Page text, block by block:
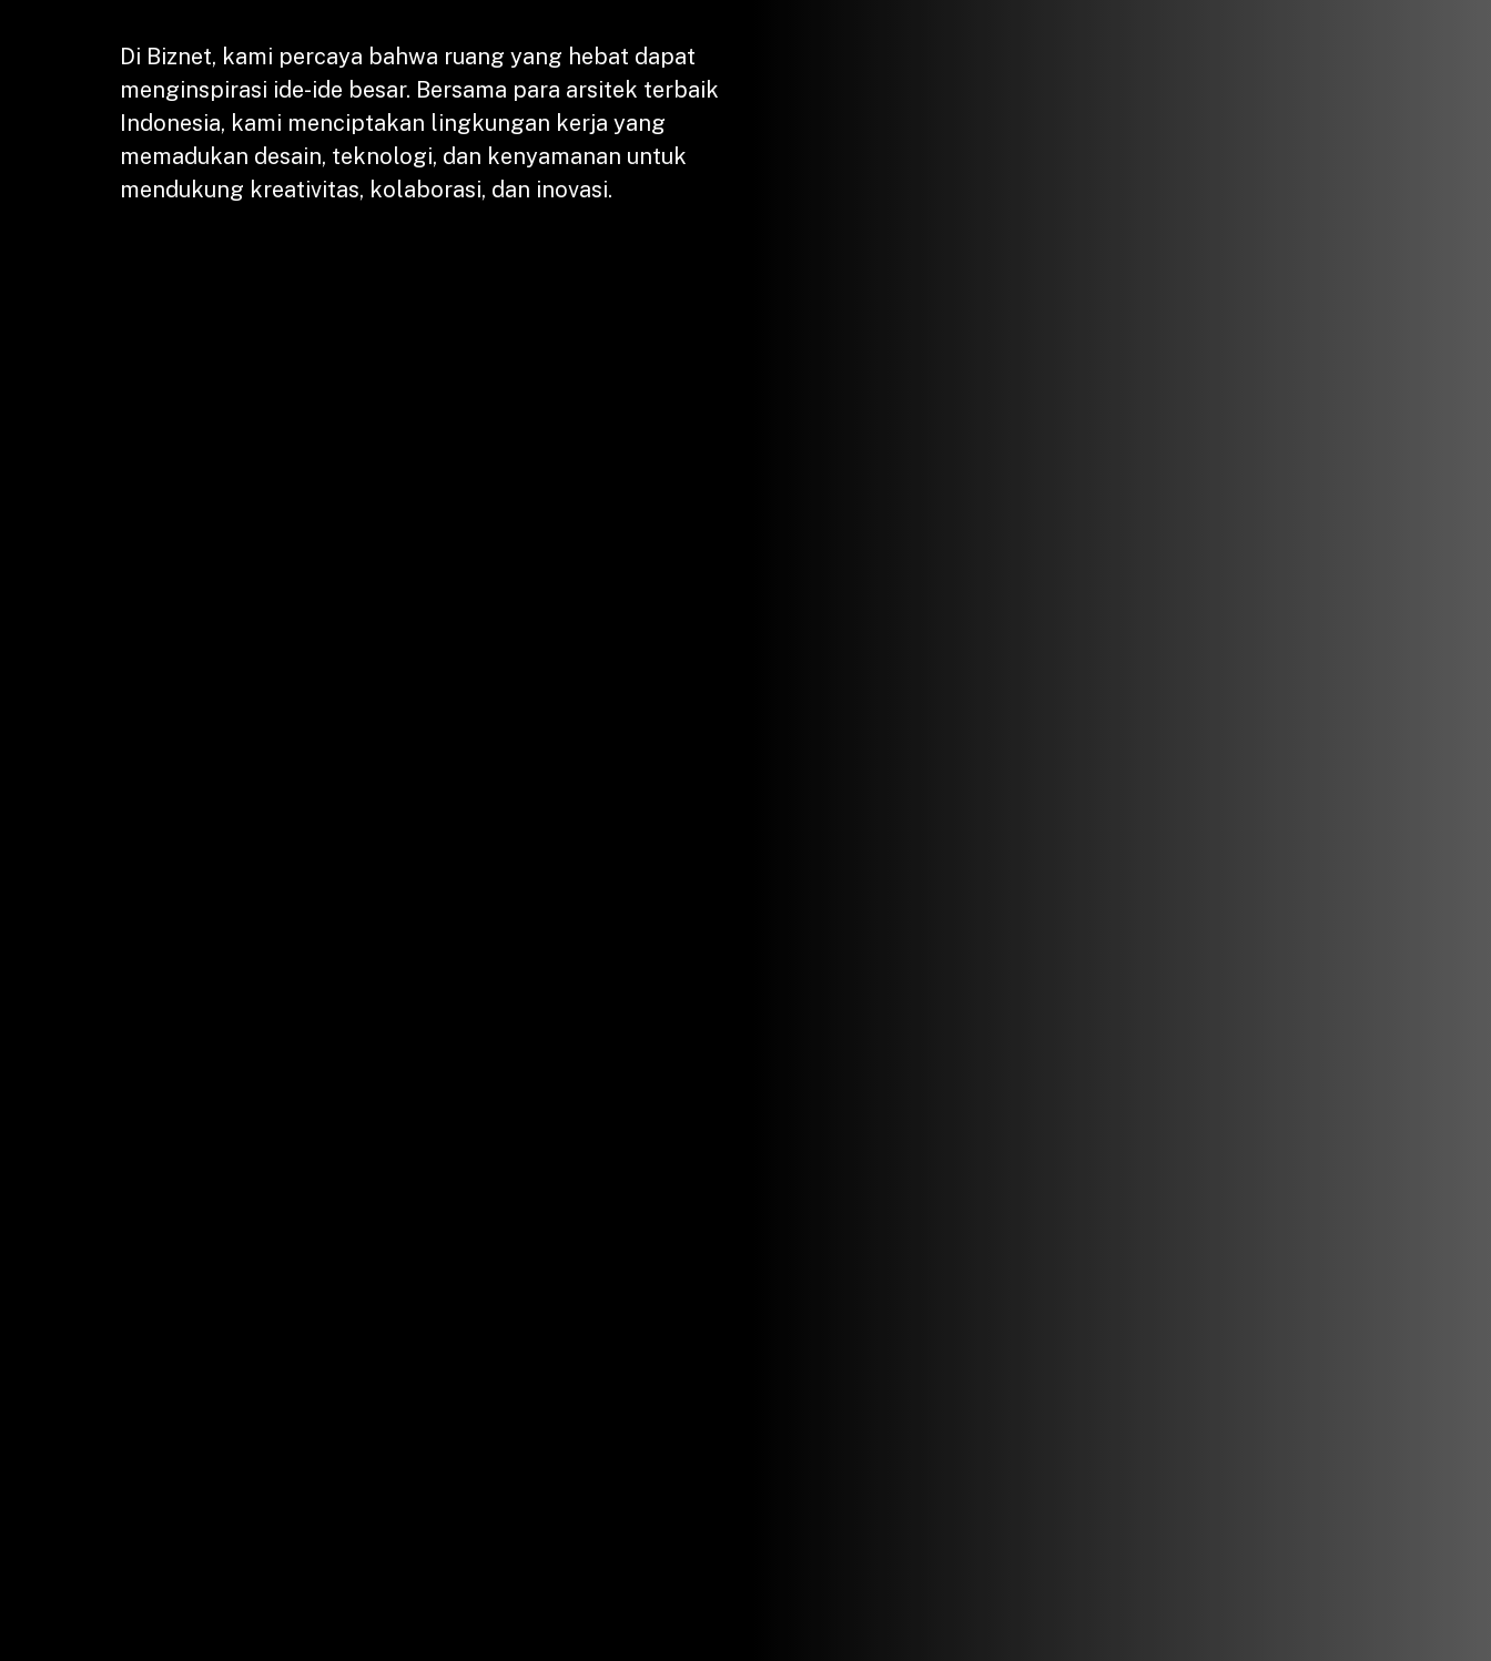
Di Biznet, kami percaya bahwa ruang yang hebat dapat
menginspirasi ide-ide besar. Bersama para arsitek terbaik
Indonesia, kami menciptakan lingkungan kerja yang
memadukan desain, teknologi, dan kenyamanan untuk
mendukung kreativitas, kolaborasi, dan inovasi.